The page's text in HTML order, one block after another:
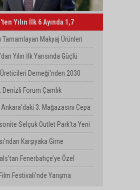
Yılın İlk 6 Ayında 1,7
Kombine Yatırım
Tamamlayan Makyaj Ürünleri
Yılın İlk Yarısında Güçlü
Derneği'nden 2030
Denizli Forum Çamlık
3. Mağazasını Cepa
Selçuk Outlet Park’ta Yeni
Karşıyaka Girne
Mağaza
Fenerbahçe’ye Özel
Festivali'nde Yarışma